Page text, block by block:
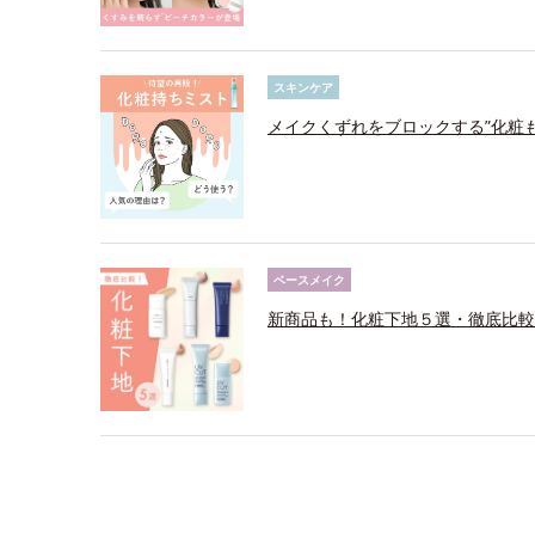
スキンケア
メイクくずれをブロックする”化粧
ベースメイク
新商品も！化粧下地５選・徹底比較